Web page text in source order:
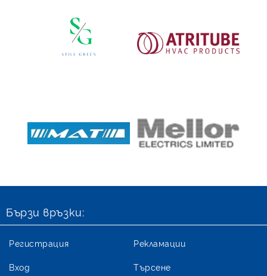
Бързи връзки:
Регистрация
Вход
Рекламации
Търсене